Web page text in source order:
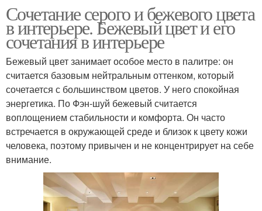
Сочетание серого и бежевого цвета
в интерьере. Бежевый цвет и его
сочетания в интерьере
Бежевый цвет занимает особое место в палитре: он
считается базовым нейтральным оттенком, который
сочетается с большинством цветов. У него спокойная
энергетика. По Фэн-шуй бежевый считается
воплощением стабильности и комфорта. Он часто
встречается в окружающей среде и близок к цвету кожи
человека, поэтому привычен и не концентрирует на себе
внимание.